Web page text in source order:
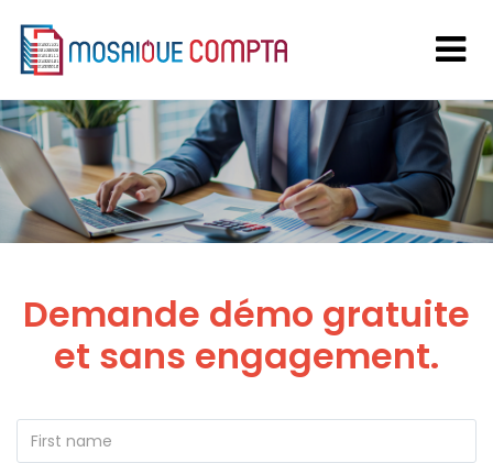
Demande démo gratuite
et sans engagement.